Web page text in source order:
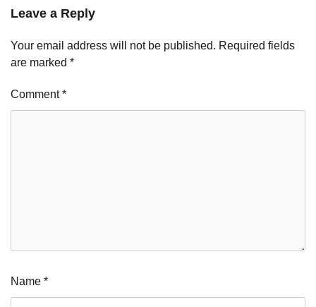
Leave a Reply
Your email address will not be published. Required fields
are marked *
Comment*
Name *